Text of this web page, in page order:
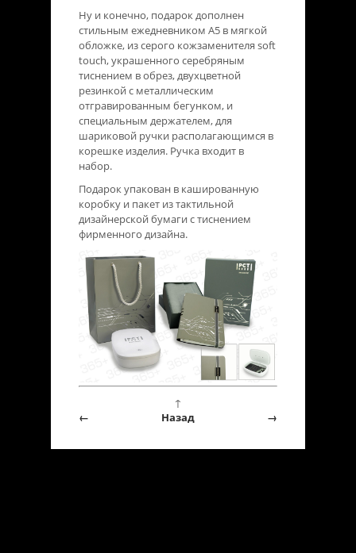
Ну и конечно, подарок дополнен
стильным ежедневником А5 в мягкой
обложке, из серого кожзаменителя soft
touch, украшенного серебряным
тиснением в обрез, двухцветной
резинкой с металлическим
отгравированным бегунком, и
специальным держателем, для
шариковой ручки располагающимся в
корешке изделия. Ручка входит в
набор.
Подарок упакован в кашированную
коробку и пакет из тактильной
дизайнерской бумаги с тиснением
фирменного дизайна.
←
↑
Назад
→